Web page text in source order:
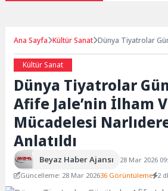
Ana Sayfa Kültür Sanat Dünya Tiyatrolar
Kültür Sanat
Dünya Tiyatrolar
Afife Jale’nin İlham
Mücadelesi
Anlatıldı
Beyaz Haber Ajansı
28 Mar 2026
Güncelleme: 28 Mar 202636 Görüntüleme 2